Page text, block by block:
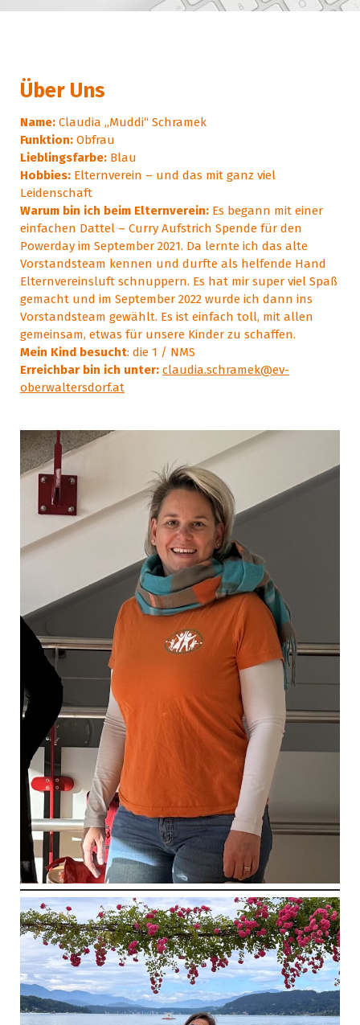
Über Uns
Name: Claudia „Muddi“ Schramek
Funktion: Obfrau
Lieblingsfarbe: Blau
Hobbies: Elternverein – und das mit ganz viel
Leidenschaft
Warum bin ich beim Elternverein: Es begann mit einer
einfachen Dattel – Curry Aufstrich Spende für den
Powerday im September 2021. Da lernte ich das alte
Vorstandsteam kennen und durfte als helfende Hand
Elternvereinsluft schnuppern. Es hat mir super viel Spaß
gemacht und im September 2022 wurde ich dann ins
Vorstandsteam gewählt. Es ist einfach toll, mit allen
gemeinsam, etwas für unsere Kinder zu schaffen.
Mein Kind besucht: die 1 / NMS
Erreichbar bin ich unter: claudia.schramek@ev-
oberwaltersdorf.at